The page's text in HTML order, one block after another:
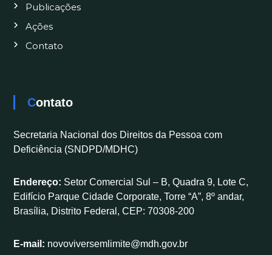
Publicações
Ações
Contato
Contato
Secretaria Nacional dos Direitos da Pessoa com
Deficiência (SNDPD/MDHC)
Endereço: Setor Comercial Sul – B, Quadra 9, Lote C,
Edifício Parque Cidade Corporate, Torre “A”, 8º andar,
Brasília, Distrito Federal, CEP: 70308-200
E-mail: novoviversemlimite@mdh.gov.br